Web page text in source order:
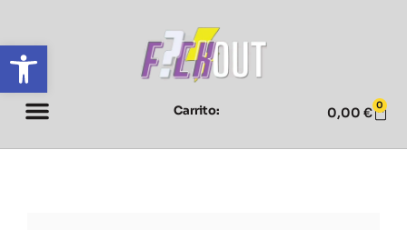
Abrir barra de herramientas
Carrito: 0,00 € 0